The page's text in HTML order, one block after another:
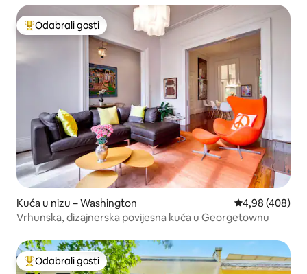
Među najviše rangiranima s oznakom „Odabrali gosti”
Odabrali gosti
Kuća u nizu – Washington Prosječna
4,98 (408)
Vrhunska, dizajnerska povijesna kuća u Georgetownu
Među najviše rangiranima s oznakom „Odabrali gosti”
Odabrali gosti